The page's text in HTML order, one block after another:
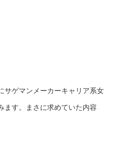
サゲマンメーカーキャリア系女
ます。まさに求めていた内容